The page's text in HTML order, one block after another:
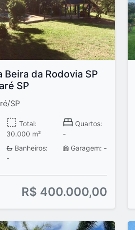
Beira da Rodovia SP
SP
SP
Total:
30.000 m²
Quartos:
-
Banheiros:
-
Garagem: -
R$ 400.000,00